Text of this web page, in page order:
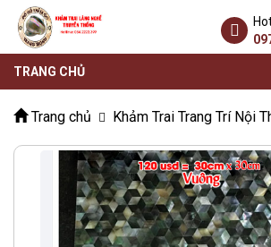
TRANG CHỦ
Trang chủ Khảm Trai Trang Trí Nội